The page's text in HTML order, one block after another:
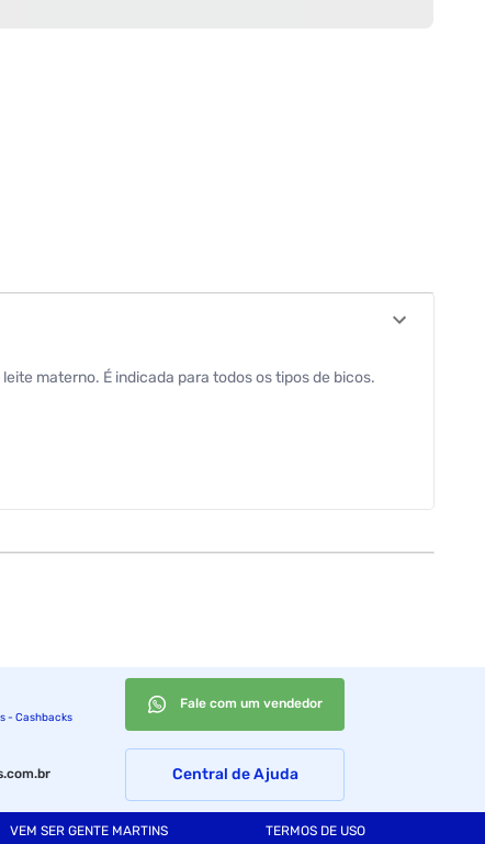
materno. É indicada para todos os tipos de bicos.
- Cashbacks
Fale com um vendedor
Central de Ajuda
VEM SER GENTE MARTINS TERMOS DE USO